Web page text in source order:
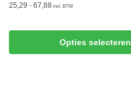
25,29 - 67,88 incl. BTW
Opties selecteren
product